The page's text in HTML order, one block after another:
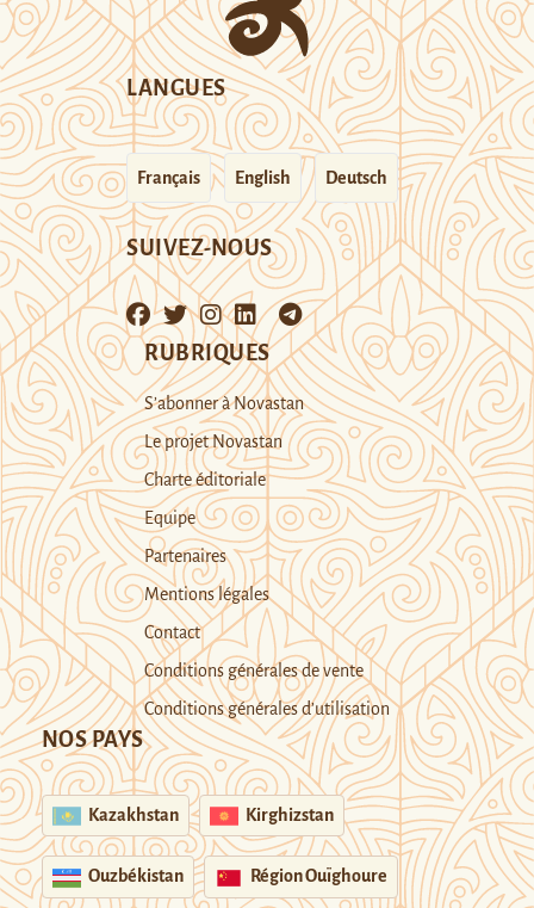
LANGUES
Français English Deutsch
SUIVEZ-NOUS
RUBRIQUES
S’abonner à Novastan
Le projet Novastan
Charte éditoriale
Equipe
Partenaires
Mentions légales
Contact
Conditions générales de vente
Conditions générales d’utilisation
NOS PAYS
Kazakhstan Kirghizstan
Ouzbékistan Région Ouïghoure